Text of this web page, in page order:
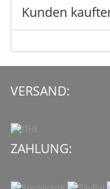
Kunden
VERSAND:
ZAHLUNG: